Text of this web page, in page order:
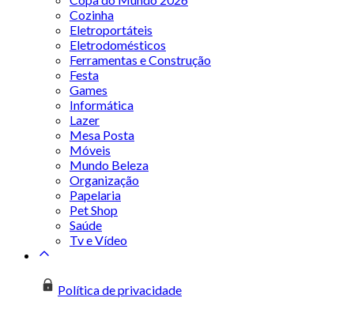
Cozinha
Eletroportáteis
Eletrodomésticos
Ferramentas e Construção
Festa
Games
Informática
Lazer
Mesa Posta
Móveis
Mundo Beleza
Organização
Papelaria
Pet Shop
Saúde
Tv e Vídeo
Política de privacidade